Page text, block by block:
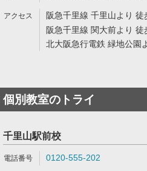
阪急千里線 千里山より 徒
阪急千里線 関大前より 徒
北大阪急行電鉄 緑地公園
個別教室のトライ
千里山駅前校
0120-555-202